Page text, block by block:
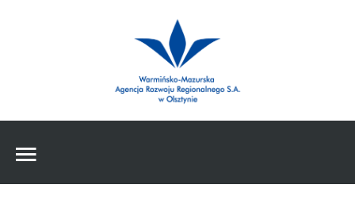
Agencja
FE
Znajdźna stronie
Wpisz czego szukasz